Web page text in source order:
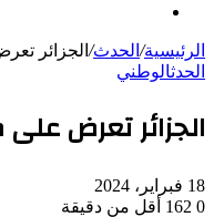
الرئيسية/ الحدث/ الجزائر
الحدثالوطني
الجزائر تعرض
18 فبراير، 2024
0
أقل من دقيقة